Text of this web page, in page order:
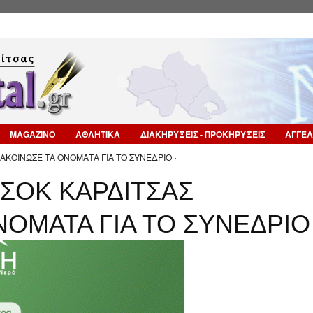
MAGAZINO ΑΘΛΗΤΙΚΑ ΔΙΑΚΗΡΥΞΕΙΣ - ΠΡΟΚΗΡΥΞΕΙΣ
ΤΑ ΟΝΟΜΑΤΑ ΓΙΑ ΤΟ ΣΥΝΕΔΡΙΟ ›
ΚΑΡΔΙΤΣΑΣ
ΓΙΑ ΤΟ ΣΥΝΕΔΡΙΟ